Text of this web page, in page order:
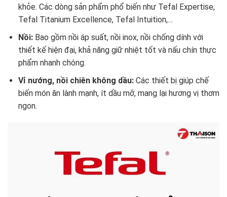
khỏe. Các dòng sản phẩm phổ biến như Tefal Expertise,
Tefal Titanium Excellence, Tefal Intuition,…
Nồi:Bao gồm nồi áp suất, nồi inox, nồi chống dính với
thiết kế hiện đại, khả năng giữ nhiệt tốt và nấu chín thực
phẩm nhanh chóng.
Vỉ nướng, nồi chiên không dầu:Các thiết bị giúp chế
biến món ăn lành mạnh, ít dầu mỡ, mang lại hương vị thơm
ngon.